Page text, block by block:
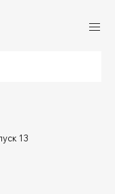
13